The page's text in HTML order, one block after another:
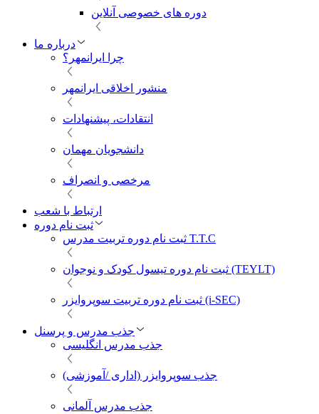
دوره های خصوصی آنلاین
درباره ما
چرا ایرانمهر؟
منشور اخلاقی ایرانمهر
انتقادات، پیشنهادات
دانشجویان مهمان
مرخصی و انصراف
ارتباط با شعب
ثبت نام دوره
ثبت نام دوره تربیت مدرس T.T.C
ثبت نام دوره تیسول کودک و نوجوان (TEYLT)
ثبت نام دوره تربیت سوپروایزر (i-SEC)
جذب مدرس و پرسنل
جذب مدرس انگلیسی
جذب سوپروایزر (اداری /آموزشی)
جذب مدرس آلمانی